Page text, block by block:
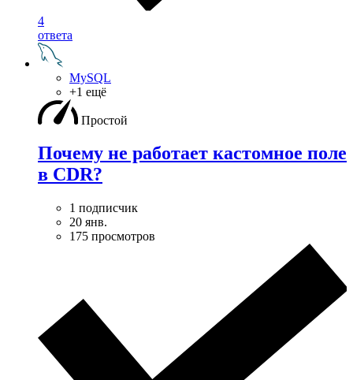
4
ответа
MySQL
+1 ещё
Простой
Почему не работает кастомное поле
в CDR?
1 подписчик
20 янв.
175 просмотров